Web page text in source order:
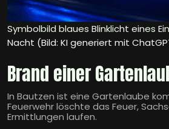
Symbolbild blaues Blinklicht eines
Nacht (Bild: KI generiert mit
Brand einer
In Bautzen ist eine Gartenlaube
Feuerwehr löschte das Feuer,
Ermittlungen laufen.